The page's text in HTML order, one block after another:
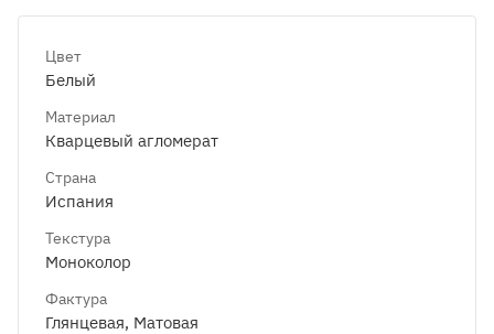
Цвет
Белый
Материал
Кварцевый агломерат
Страна
Испания
Текстура
Моноколор
Фактура
Глянцевая, Матовая